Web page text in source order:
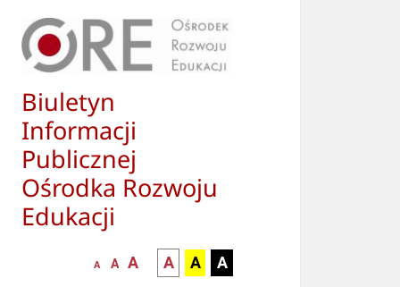
Biuletyn
Informacji
Publicznej
Ośrodka Rozwoju
Edukacji
mniejsza
A
normalna
A
większa-
czcionka
A
kontrast
czarny
A
kontrast
czarny
A
kontrast
żółty
A